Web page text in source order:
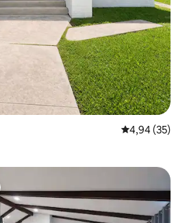
Gemiddelde
4,94 (35)